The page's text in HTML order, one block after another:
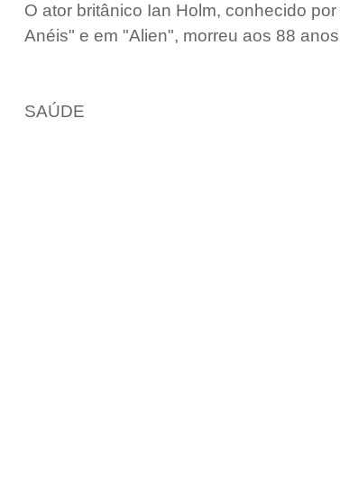
O ator britânico Ian Holm, conhecido
Anéis" e em "Alien", morreu aos 88
SAÚDE